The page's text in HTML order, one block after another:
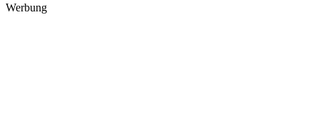
Werbung